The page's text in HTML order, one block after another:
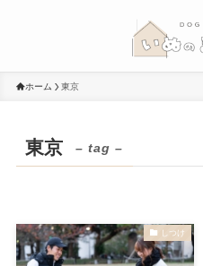
ホーム 東京
東京 – tag –
しつけ